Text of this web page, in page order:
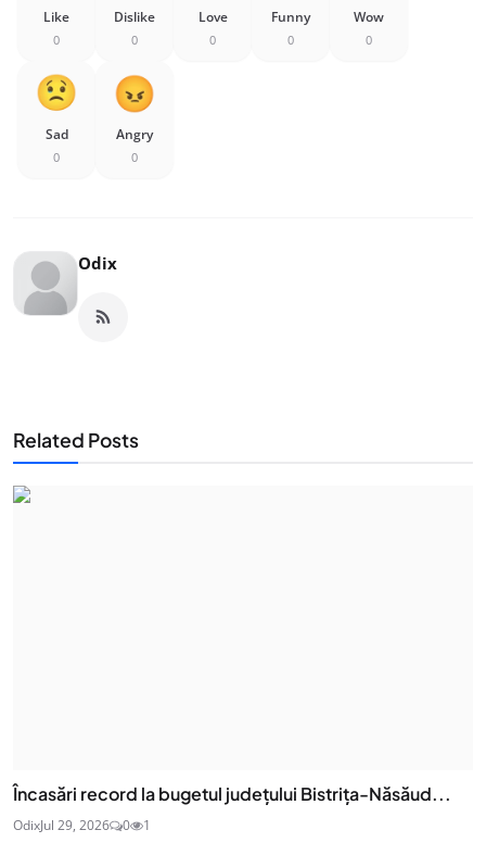
Like
0
Dislike
0
Love
0
Funny
0
Wow
0
Sad
0
Angry
0
Odix
Related Posts
Încasări record la bugetul județului Bistrița-Năsăud...
OdixJul 29, 2026 0 1